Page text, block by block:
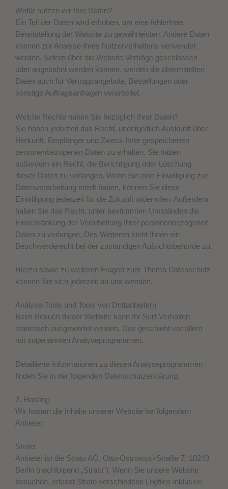
Wofür nutzen wir Ihre Daten?
Ein Teil der Daten wird erhoben, um eine fehlerfreie
Bereitstellung der Website zu gewährleisten. Andere Daten
können zur Analyse Ihres Nutzerverhaltens verwendet
werden. Sofern über die Website Verträge geschlossen
oder angebahnt werden können, werden die übermittelten
Daten auch für Vertragsangebote, Bestellungen oder
sonstige Auftragsanfragen verarbeitet.
Welche Rechte haben Sie bezüglich Ihrer Daten?
Sie haben jederzeit das Recht, unentgeltlich Auskunft über
Herkunft, Empfänger und Zweck Ihrer gespeicherten
personenbezogenen Daten zu erhalten. Sie haben
außerdem ein Recht, die Berichtigung oder Löschung
dieser Daten zu verlangen. Wenn Sie eine Einwilligung zur
Datenverarbeitung erteilt haben, können Sie diese
Einwilligung jederzeit für die Zukunft widerrufen. Außerdem
haben Sie das Recht, unter bestimmten Umständen die
Einschränkung der Verarbeitung Ihrer personenbezogenen
Daten zu verlangen. Des Weiteren steht Ihnen ein
Beschwerderecht bei der zuständigen Aufsichtsbehörde zu.
Hierzu sowie zu weiteren Fragen zum Thema Datenschutz
können Sie sich jederzeit an uns wenden.
Analyse-Tools und Tools von Dritt­anbietern
Beim Besuch dieser Website kann Ihr Surf-Verhalten
statistisch ausgewertet werden. Das geschieht vor allem
mit sogenannten Analyseprogrammen.
Detaillierte Informationen zu diesen Analyseprogrammen
finden Sie in der folgenden Datenschutzerklärung.
2. Hosting
Wir hosten die Inhalte unserer Website bei folgendem
Anbieter:
Strato
Anbieter ist die Strato AG, Otto-Ostrowski-Straße 7, 10249
Berlin (nachfolgend „Strato“). Wenn Sie unsere Website
besuchen, erfasst Strato verschiedene Logfiles inklusive